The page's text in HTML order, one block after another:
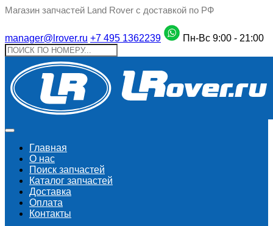
Магазин запчастей Land Rover с доставкой по РФ
manager@lrover.ru +7 495 1362239 Пн-Вс 9:00 - 21:00
Главная
О нас
Поиск запчастeй
Каталог запчастей
Доставка
Оплата
Контакты